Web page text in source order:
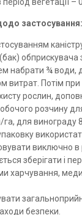
застосування:
набрати ¾ води,
витрат. Потім
рослин,
розчину
для винограду
виключно в
зберігати і
харчування,
безпеки.